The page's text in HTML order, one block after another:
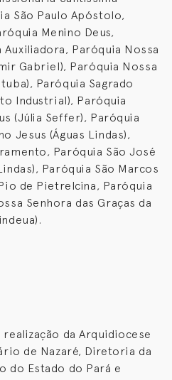
São Paulo Apóstolo,
Menino Deus,
Paróquia Nossa
Gabriel), Paróquia Nossa
Paróquia Sagrado
Industrial), Paróquia
(Júlia Seffer), Paróquia
Jesus (Águas Lindas),
Paróquia São José
Paróquia São Marcos
de Pietrelcina, Paróquia
Senhora das Graças da
da Arquidiocese
de Nazaré, Diretoria da
do Estado do Pará e